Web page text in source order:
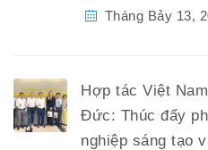
Tháng Bảy 13,
Hợp tác Việt
Đức: Thúc đẩy
nghiệp sáng tạo